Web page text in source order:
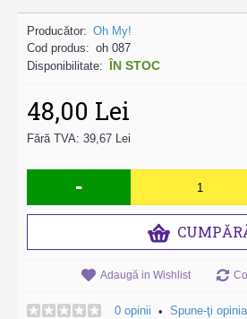
Producător: Oh My!
Cod produs: oh 087
Disponibilitate: ÎN STOC
48,00 Lei
Fără TVA: 39,67 Lei
-
Adaugă in Wishlist
0 opinii • Spune-ţi opinia